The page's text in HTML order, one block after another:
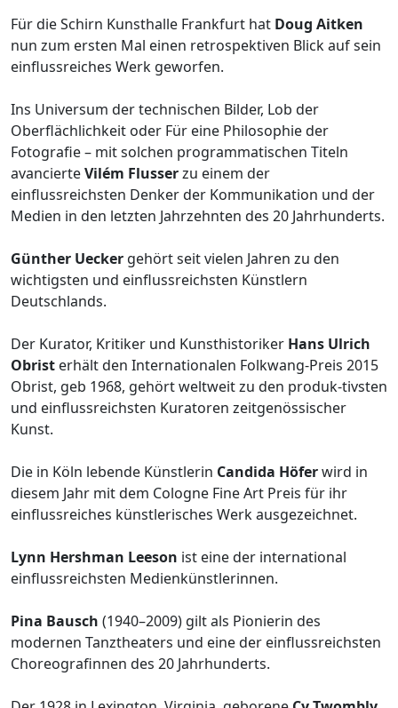
Für die Schirn Kunsthalle Frankfurt hat Doug Aitken
nun zum ersten Mal einen retrospektiven Blick auf sein
einflussreiches Werk geworfen.
Ins Universum der technischen Bilder, Lob der
Oberflächlichkeit oder Für eine Philosophie der
Fotografie – mit solchen programmatischen Titeln
avancierteVilém Flusserzu einem der
einflussreichsten Denker der Kommunikation und der
Medien in den letzten Jahrzehnten des 20 Jahrhunderts.
Günther Uecker gehört seit vielen Jahren zu den
wichtigsten und einflussreichsten Künstlern
Deutschlands.
Der Kurator, Kritiker und Kunsthistoriker Hans Ulrich
Obrist erhält den Internationalen Folkwang-Preis 2015
Obrist, geb 1968, gehört weltweit zu den produk-tivsten
und einflussreichsten Kuratoren zeitgenössischer
Kunst.
Die in Köln lebende Künstlerin Candida Höferwird in
diesem Jahr mit dem Cologne Fine Art Preis für ihr
einflussreiches künstlerisches Werk ausgezeichnet.
Lynn Hershman Leeson ist eine der international
einflussreichsten Medienkünstlerinnen.
Pina Bausch (1940–2009) gilt als Pionierin des
modernen Tanztheaters und eine der einflussreichsten
Choreografinnen des 20 Jahrhunderts.